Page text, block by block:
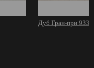
Дуб Гран-при